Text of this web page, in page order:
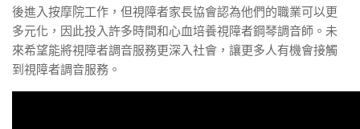
後進入按摩院工作，但視障者家長協會認為他們的職業可以更
多元化，因此投入許多時間和心血培養視障者鋼琴調音師。未
來希望能將視障者調音服務更深入社會，讓更多人有機會接觸
到視障者調音服務。